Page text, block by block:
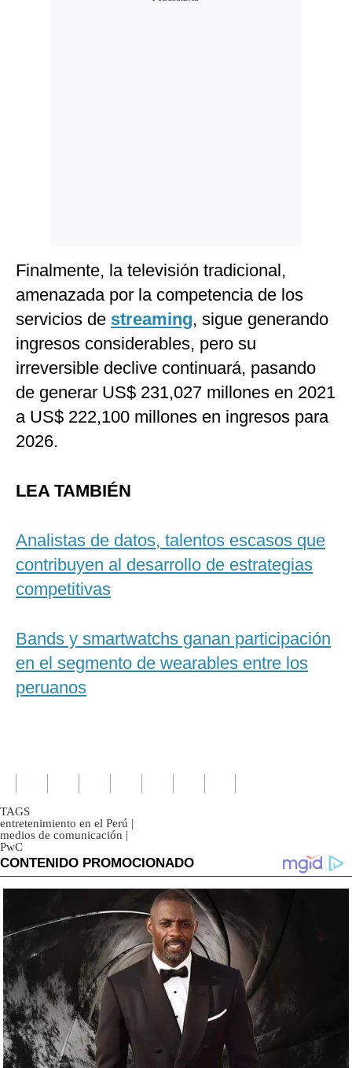
Finalmente, la televisión tradicional,
amenazada por la competencia de los
servicios de streaming, sigue generando
ingresos considerables, pero su
irreversible declive continuará, pasando
de generar US$ 231,027 millones en 2021
a US$ 222,100 millones en ingresos para
2026.
LEA TAMBIÉN
Analistas de datos, talentos escasos que
contribuyen al desarrollo de estrategias
competitivas
Bands y smartwatchs ganan participación
en el segmento de wearables entre los
peruanos
TAGS
entretenimiento en el Perú |
medios de comunicación |
PwC